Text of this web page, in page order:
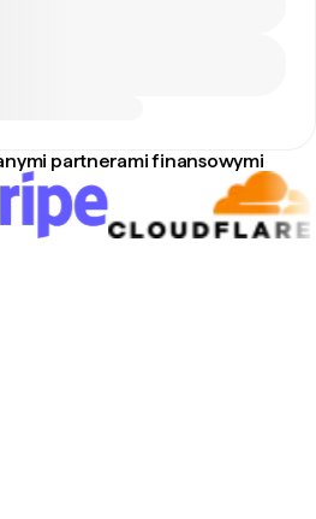
partnerami finansowymi